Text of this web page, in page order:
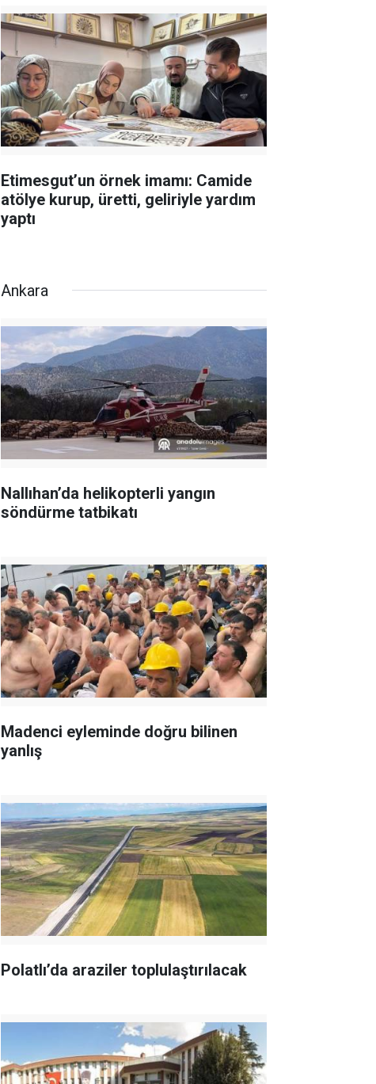
Etimesgut’un örnek imamı: Camide
atölye kurup, üretti, geliriyle yardım
yaptı
Ankara
Nallıhan’da helikopterli yangın
söndürme tatbikatı
Madenci eyleminde doğru bilinen
yanlış
Polatlı’da araziler toplulaştırılacak